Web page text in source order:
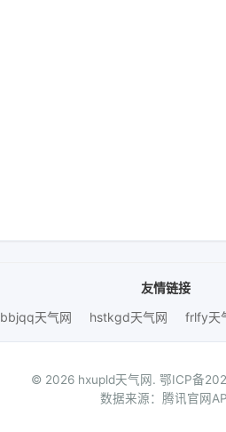
友情链接
bbjqq天气网
hstkgd天气网 frlfy天
© 2026 hxupld天气网. 鄂ICP备
数据来源：腾讯官网